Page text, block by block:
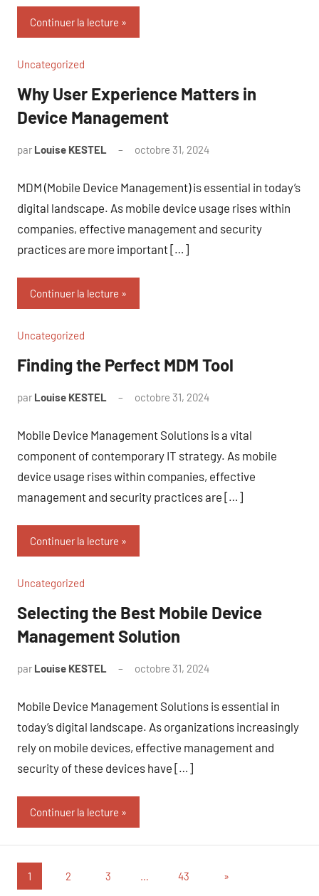
Continuer la lecture
Uncategorized
Why User Experience Matters in
Device Management
par Louise KESTEL octobre 31, 2024
MDM (Mobile Device Management) is essential in today’s
digital landscape. As mobile device usage rises within
companies, effective management and security
practices are more important […]
Continuer la lecture
Uncategorized
Finding the Perfect MDM Tool
par Louise KESTEL octobre 31, 2024
Mobile Device Management Solutions is a vital
component of contemporary IT strategy. As mobile
device usage rises within companies, effective
management and security practices are […]
Continuer la lecture
Uncategorized
Selecting the Best Mobile Device
Management Solution
par Louise KESTEL octobre 31, 2024
Mobile Device Management Solutions is essential in
today’s digital landscape. As organizations increasingly
rely on mobile devices, effective management and
security of these devices have […]
Continuer la lecture
Pagination
1 2 3 … 43
Articles
»